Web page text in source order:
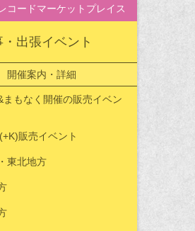
コードマーケットプレイス
・出張イベント
開催案内・詳細
まもなく開催の販売イベン
販売イベント
東北地方